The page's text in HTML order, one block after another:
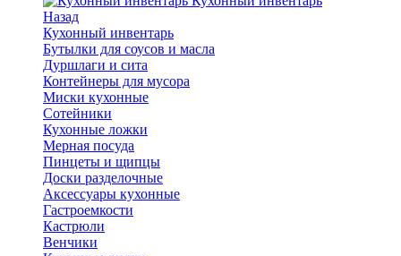
Назад
Кухонный инвентарь
Бутылки для соусов и масла
Дуршлаги и сита
Контейнеры для мусора
Миски кухонные
Сотейники
Кухонные ложки
Мерная посуда
Пинцеты и щипцы
Доски разделочные
Аксессуары кухонные
Гастроемкости
Кастрюли
Венчики